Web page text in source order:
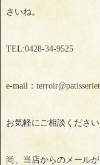
さいね。
TEL:0428‐34‐9525
e-mail：
お気軽にご相談ください
尚、当店からのメール